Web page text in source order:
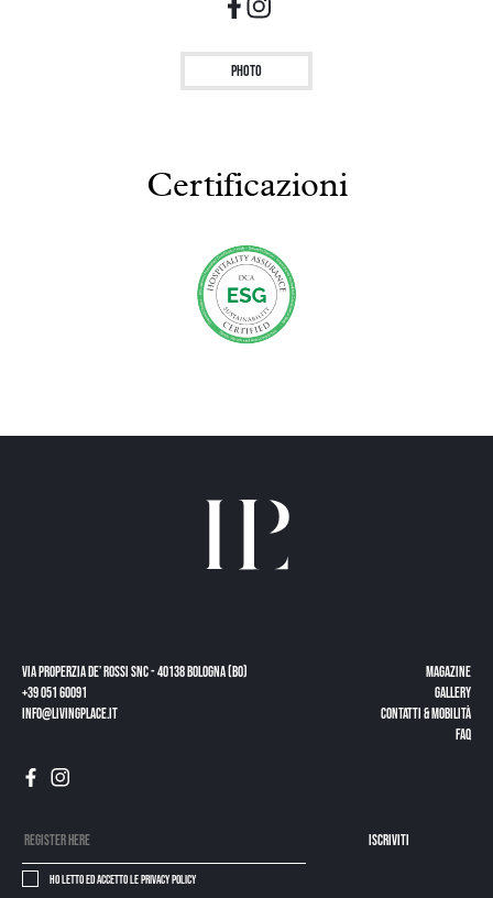
Photo
Certificazioni
Via Properzia de’ Rossi snc - 40138 Bologna (BO)
+39 051 60091
info@livingplace.it
Magazine
Gallery
Contatti & Mobilità
Faq
Iscriviti
Ho letto ed accetto leprivacy policy